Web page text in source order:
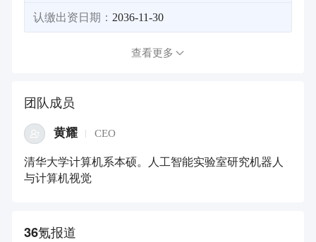
认缴出资日期： 2036-11-30
查看更多
团队成员
黄耀 CEO
清华大学计算机系本硕。人工智能实验室研究机器人
与计算机视觉
36氪报道